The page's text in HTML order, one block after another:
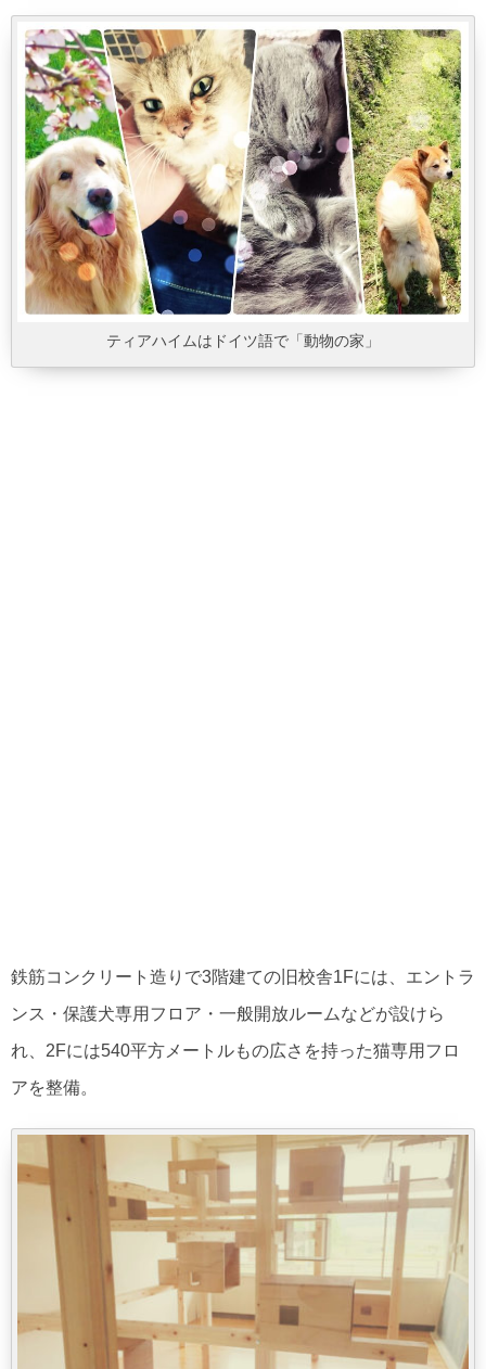
ティアハイムはドイツ語で「動物の家」
鉄筋コンクリート造りで3階建ての旧校舎1Fには、エントラ
ンス・保護犬専用フロア・一般開放ルームなどが設けら
れ、2Fには540平方メートルもの広さを持った猫専用フロ
アを整備。